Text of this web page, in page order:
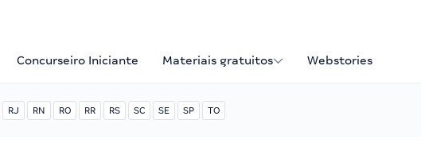
Concurseiro Iniciante Materiais gratuitos Webstories
RJ RN RO RR RS SC SE SP TO